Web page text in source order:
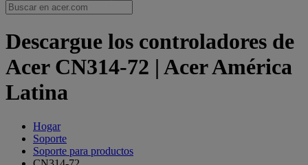
Descargue los controladores de
Acer CN314-72 | Acer América
Latina
Hogar
Soporte
Soporte para productos